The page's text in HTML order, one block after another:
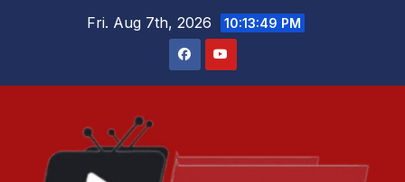
Fri. Aug 7th, 2026 10:13:49 PM